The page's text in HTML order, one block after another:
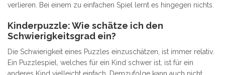
verlieren. Bei einem zu einfachen Spiel lernt es hingegen nichts.
Kinderpuzzle: Wie schätze ich den
Schwierigkeitsgrad ein?
Die Schwierigkeit eines Puzzles einzuschätzen, ist immer relativ.
Ein Puzzlespiel, welches für ein Kind schwer ist, ist für ein
anderes Kind vielleicht einfach. Demzufolge kann auch nicht